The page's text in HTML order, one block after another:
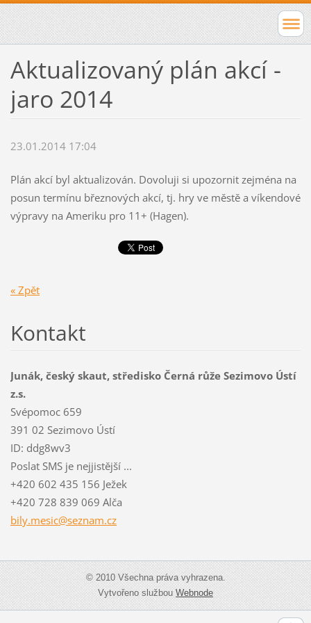
Aktualizovaný plán akcí -
jaro 2014
23.01.2014 17:04
Plán akcí byl aktualizován. Dovoluji si upozornit zejména na
posun termínu březnových akcí, tj. hry ve městě a víkendové
výpravy na Ameriku pro 11+ (Hagen).
« Zpět
Kontakt
Junák, český skaut, středisko Černá růže Sezimovo Ústí
z.s.
Svépomoc 659
391 02 Sezimovo Ústí
ID: ddg8wv3
Poslat SMS je nejjistější ...
+420 602 435 156 Ježek
+420 728 839 069 Alča
bily.mesic@seznam.cz
© 2010 Všechna práva vyhrazena.
Vytvořeno službouWebnode